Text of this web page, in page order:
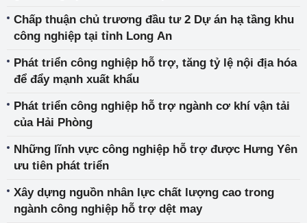
Chấp thuận chủ trương đầu tư 2 Dự án hạ tầng khu
công nghiệp tại tỉnh Long An
Phát triển công nghiệp hỗ trợ, tăng tỷ lệ nội địa hóa
để đẩy mạnh xuất khẩu
Phát triển công nghiệp hỗ trợ ngành cơ khí vận tải
của Hải Phòng
Những lĩnh vực công nghiệp hỗ trợ được Hưng Yên
ưu tiên phát triển
Xây dựng nguồn nhân lực chất lượng cao trong
ngành công nghiệp hỗ trợ dệt may